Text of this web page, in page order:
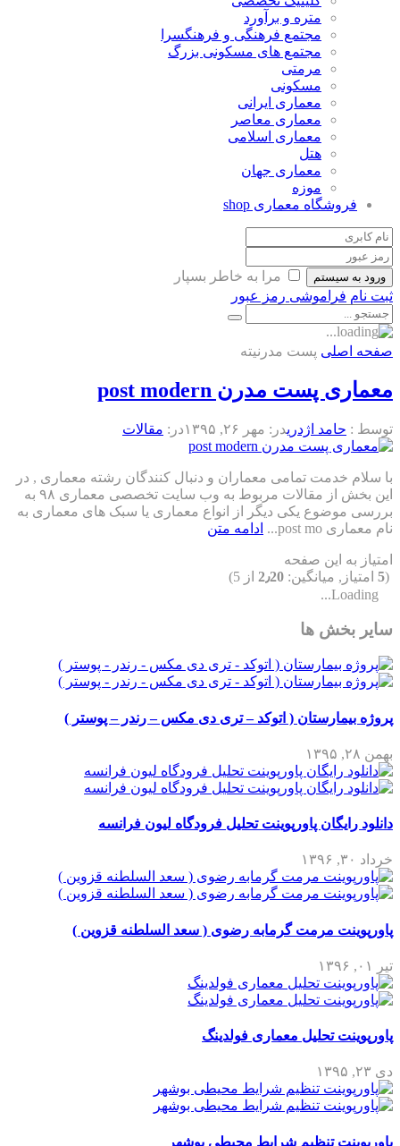
متره و برآورد
مجتمع فرهنگی و فرهنگسرا
مجتمع های مسکونی بزرگ
مرمتی
مسکونی
معماری ایرانی
معماری معاصر
معماری اسلامی
هتل
معماری جهان
موزه
فروشگاه معماری shop
ورود به سیستم
مرا به خاطر بسپار
ثبت نام فراموشی رمز عبور
صفحه اصلی پست مدرنیته
معماری پست مدرن post modern
توسط : حامد اژدریدر: مهر ۲۶, ۱۳۹۵ در: مقالات
با سلام خدمت تمامی معماران و دنبال کنندگان رشته معماری , در
این بخش از مقالات مربوط به وب سایت تخصصی معماری ۹۸ به
بررسی موضوع یکی دیگر از انواع معماری یا سبک های معماری به
نام معماری post mo...
ادامه متن
امتیاز به این صفحه
(
5 امتیاز, میانگین: 2٫20 از 5)
Loading...
سایر بخش ها
پروژه بیمارستان ( اتوکد – تری دی مکس – رندر – پوستر )
بهمن ۲۸, ۱۳۹۵
دانلود رایگان پاورپوینت تحلیل فرودگاه لیون فرانسه
خرداد ۳۰, ۱۳۹۶
پاورپوینت مرمت گرمابه رضوی ( سعد السلطنه قزوین )
تیر ۰۱, ۱۳۹۶
پاورپوینت تحلیل معماری فولدینگ
دی ۲۳, ۱۳۹۵
پاورپوینت تنظیم شرایط محیطی بوشهر